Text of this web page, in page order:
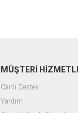
MÜŞTERİ
Canlı Destek
Yardım